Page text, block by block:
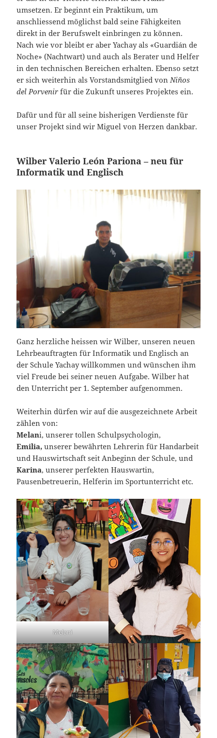
umsetzen. Er beginnt ein Praktikum, um
anschliessend möglichst bald seine Fähigkeiten
direkt in der Berufswelt einbringen zu können.
Nach wie vor bleibt er aber Yachay als «Guardián de
Noche» (Nachtwart) und auch als Berater und Helfer
in den technischen Bereichen erhalten. Ebenso setzt
er sich weiterhin als Vorstandsmitglied vonNiños
del Porvenir für die Zukunft unseres Projektes ein.
Dafür und für all seine bisherigen Verdienste für
unser Projekt sind wir Miguel von Herzen dankbar.
Wilber Valerio León Pariona – neu für
Informatik und Englisch
Ganz herzliche heissen wir Wilber, unseren neuen
Lehrbeauftragten für Informatik und Englisch an
der Schule Yachay willkommen und wünschen ihm
viel Freude bei seiner neuen Aufgabe. Wilber hat
den Unterricht per 1. September aufgenommen.
Weiterhin dürfen wir auf die ausgezeichnete Arbeit
zählen von:
Melani, unserer tollen Schulpsychologin,
Emilia,unserer bewährten Lehrerin für Handarbeit
und Hauswirtschaft seit Anbeginn der Schule, und
Karina, unserer perfekten Hauswartin,
Pausenbetreuerin, Helferin im Sportunterricht etc.
Melani